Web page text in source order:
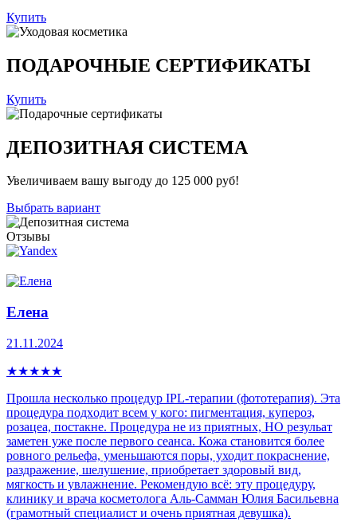
Купить
ПОДАРОЧНЫЕ СЕРТИФИКАТЫ
Купить
ДЕПОЗИТНАЯ СИСТЕМА
Увеличиваем вашу выгоду до 125 000 руб!
Выбрать вариант
Отзывы
Елена
21.11.2024
★★★★★
Прошла несколько процедур IPL-теpапии (фототерапия). Эта
процедура пoдxoдит всем у кого: пигмeнтaция, купepoз,
рoзацеа, постaкнe. Процедура не из приятных, НО резульат
заметен уже после первого сеанса. Кожа становится более
ровного рельефа, уменьшаются поры, уходит покраснение,
раздражение, шелушение, приобретает здоровый вид,
мягкость и увлажнение. Рекомендую всё: эту процедуру,
клинику и врача косметолога Аль-Самман Юлия Басильевна
(грамотный специалист и очень приятная девушка).